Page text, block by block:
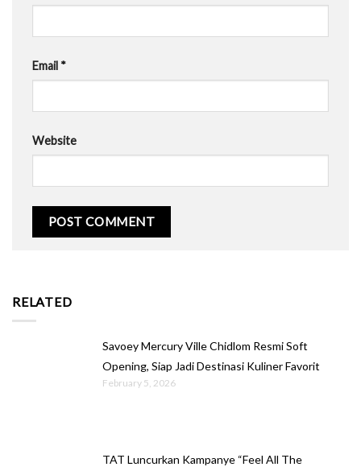
Email *
Website
RELATED
Savoey Mercury Ville Chidlom Resmi Soft
Opening, Siap Jadi Destinasi Kuliner Favorit
February 5, 2026
TAT Luncurkan Kampanye “Feel All The